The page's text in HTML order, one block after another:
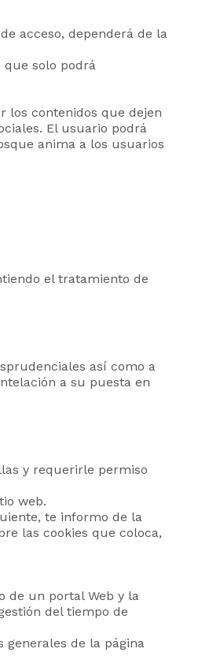
acceso, dependerá de la
solo podrá
los contenidos que dejen
El usuario podrá
anima a los usuarios
el tratamiento de
así como a
a su puesta en
y requerirle permiso
web.
te informo de la
las cookies que coloca,
de un portal Web y la
del tiempo de
generales de la página